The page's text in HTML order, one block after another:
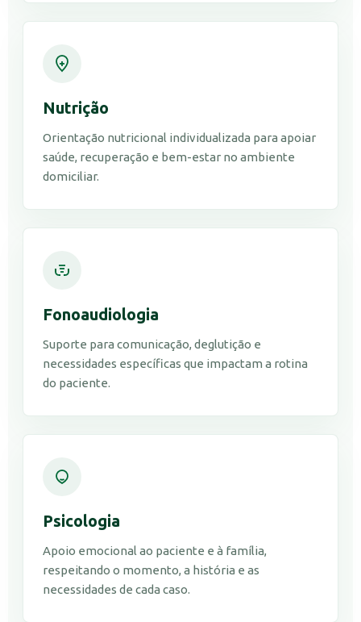
Nutrição
Orientação nutricional individualizada para apoiar
saúde, recuperação e bem-estar no ambiente
domiciliar.
Fonoaudiologia
Suporte para comunicação, deglutição e
necessidades específicas que impactam a rotina
do paciente.
Psicologia
Apoio emocional ao paciente e à família,
respeitando o momento, a história e as
necessidades de cada caso.